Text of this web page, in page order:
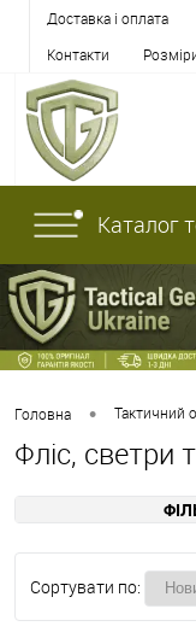
Доставка і оплата
Контакти
Каталог
Головна • Тактичний
Фліс, светри
Сортувати по: